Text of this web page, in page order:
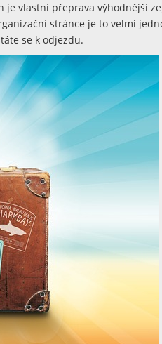
vlastní přeprava výhodnější
stránce je to velmi
se k odjezdu.